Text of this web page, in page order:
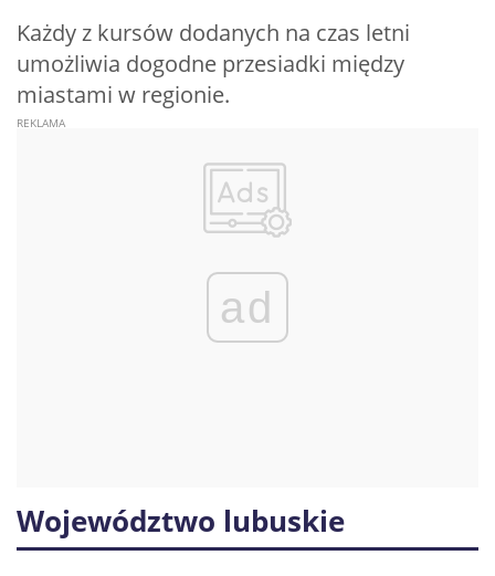
Każdy z kursów dodanych na czas letni
umożliwia dogodne przesiadki między
miastami w regionie.
ad
Województwo lubuskie